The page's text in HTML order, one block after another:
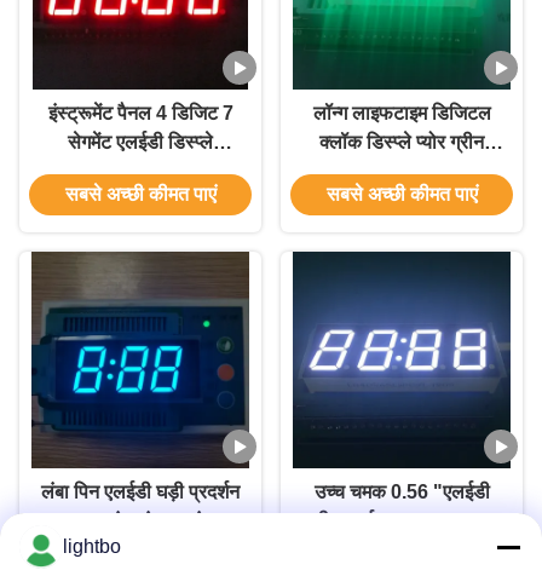
इंस्ट्रूमेंट पैनल 4 डिजिट 7
सेगमेंट एलईडी डिस्प्ले
14.2mm साइज 50.3 x 19
x 8mm
सबसे अच्छी कीमत पाएं
लॉन्ग लाइफटाइम डिजिटल
क्लॉक डिस्प्ले प्योर ग्रीन
0.36 "6 डिजिट फॉर
इंस्ट्रूमेंट पैनल
सबसे अच्छी कीमत पाएं
लंबा पिन एलईडी घड़ी प्रदर्शन
80mW
उच्च चमक 0.56 "एलईडी
lightbo